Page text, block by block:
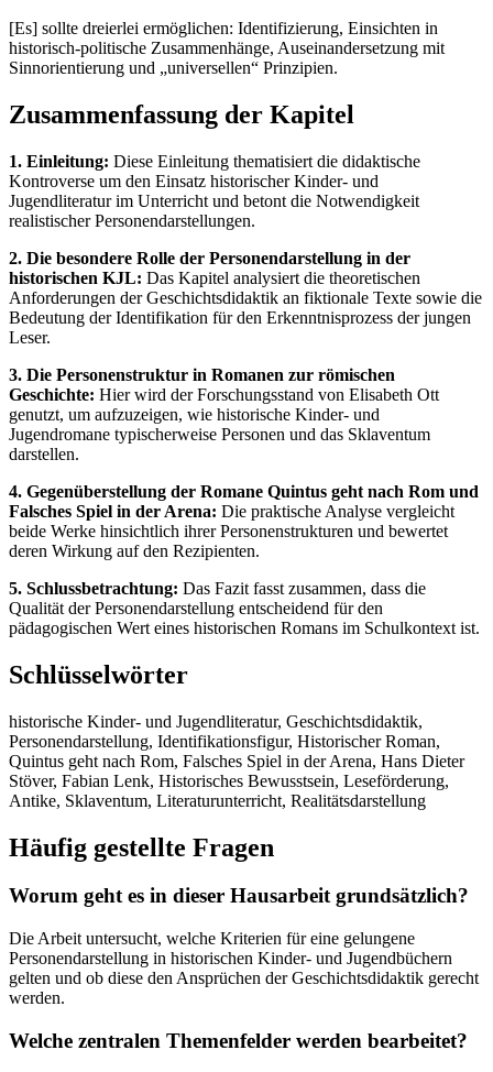
[Es] sollte dreierlei ermöglichen: Identifizierung, Einsichten in
historisch-politische Zusammenhänge, Auseinandersetzung mit
Sinnorientierung und „universellen“ Prinzipien.
Zusammenfassung der Kapitel
1. Einleitung: Diese Einleitung thematisiert die didaktische
Kontroverse um den Einsatz historischer Kinder- und
Jugendliteratur im Unterricht und betont die Notwendigkeit
realistischer Personendarstellungen.
2. Die besondere Rolle der Personendarstellung in der
historischen KJL: Das Kapitel analysiert die theoretischen
Anforderungen der Geschichtsdidaktik an fiktionale Texte sowie die
Bedeutung der Identifikation für den Erkenntnisprozess der jungen
Leser.
3. Die Personenstruktur in Romanen zur römischen
Geschichte: Hier wird der Forschungsstand von Elisabeth Ott
genutzt, um aufzuzeigen, wie historische Kinder- und
Jugendromane typischerweise Personen und das Sklaventum
darstellen.
4. Gegenüberstellung der Romane Quintus geht nach Rom und
Falsches Spiel in der Arena: Die praktische Analyse vergleicht
beide Werke hinsichtlich ihrer Personenstrukturen und bewertet
deren Wirkung auf den Rezipienten.
5. Schlussbetrachtung: Das Fazit fasst zusammen, dass die
Qualität der Personendarstellung entscheidend für den
pädagogischen Wert eines historischen Romans im Schulkontext ist.
Schlüsselwörter
historische Kinder- und Jugendliteratur, Geschichtsdidaktik,
Personendarstellung, Identifikationsfigur, Historischer Roman,
Quintus geht nach Rom, Falsches Spiel in der Arena, Hans Dieter
Stöver, Fabian Lenk, Historisches Bewusstsein, Leseförderung,
Antike, Sklaventum, Literaturunterricht, Realitätsdarstellung
Häufig gestellte Fragen
Worum geht es in dieser Hausarbeit grundsätzlich?
Die Arbeit untersucht, welche Kriterien für eine gelungene
Personendarstellung in historischen Kinder- und Jugendbüchern
gelten und ob diese den Ansprüchen der Geschichtsdidaktik gerecht
werden.
Welche zentralen Themenfelder werden bearbeitet?